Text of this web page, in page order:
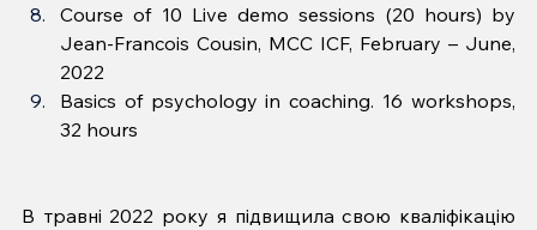
Course of 10 Live demo sessions (20 hours) by
Jean-Francois Cousin, MCC ICF, February – June,
2022
Basics of psychology in coaching. 16 workshops,
32 hours
В травні 2022 року я підвищила свою кваліфікацію